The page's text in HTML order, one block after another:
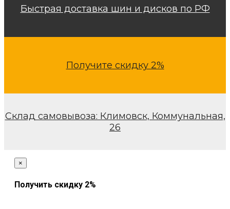
Быстрая доставка шин и дисков по РФ
Получите скидку 2%
Склад самовывоза: Климовск, Коммунальная,
26
×
Получить скидку 2%